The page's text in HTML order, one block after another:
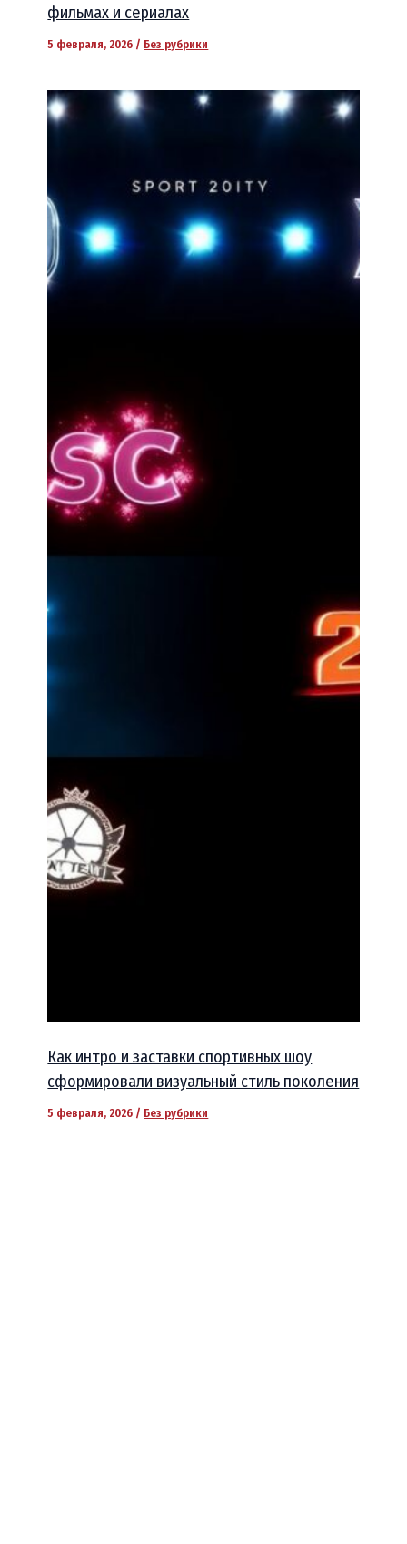
фильмах и сериалах
5 февраля, 2026 / Без рубрики
Как интро и заставки спортивных шоу
сформировали визуальный стиль поколения
5 февраля, 2026 / Без рубрики